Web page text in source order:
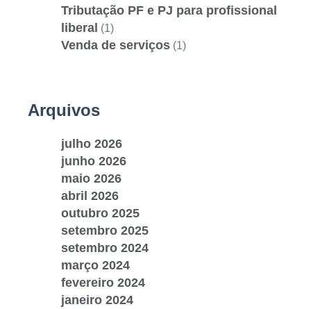
Tributação PF e PJ para profissional
liberal (1)
Venda de serviços (1)
Arquivos
julho 2026
junho 2026
maio 2026
abril 2026
outubro 2025
setembro 2025
setembro 2024
março 2024
fevereiro 2024
janeiro 2024